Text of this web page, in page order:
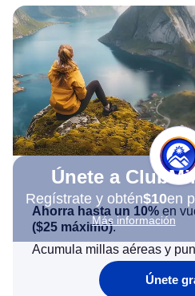
Únete a
Regístrate y obtén$10en
Más información
Ahorra hasta un 10% en
($25 máximo).
Acumula millas aéreas y
Únete